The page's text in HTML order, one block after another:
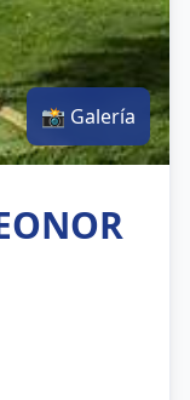
📸 Galería